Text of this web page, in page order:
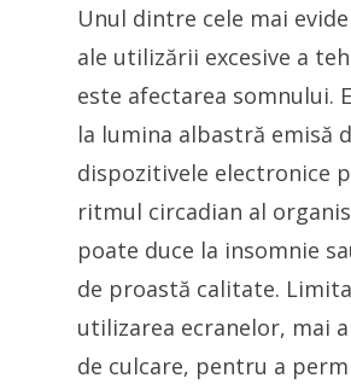
Unul dintre cele mai
ale utilizării excesive a
este afectarea somnului.
la lumina albastră emisă
dispozitivele electronice
ritmul circadian al
poate duce la insomnie
de proastă calitate.
utilizarea ecranelor, mai
de culcare, pentru a